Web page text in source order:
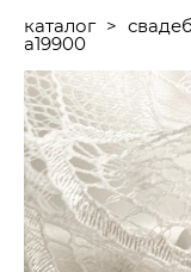
каталог >
а19900